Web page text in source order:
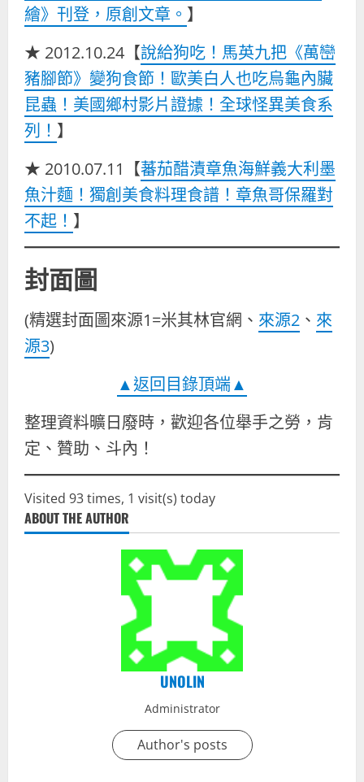
繪》刊登，原創文章。 】
★ 2012.10.24【說給狗吃！馬英九把《萬巒
豬腳節》變狗食節！歐美白人也吃烏龜內臟
昆蟲！美國鄉村影片證據！全球怪異美食系
列！ 】
★ 2010.07.11【蕃茄醋漬章魚海鮮義大利墨
魚汁麵！獨創美食料理食譜！章魚哥保羅對
不起！ 】
封面圖
(精選封面圖來源1=米其林官網、 來源2 、 來
源3)
▲返回目錄頂端▲
整理資料曠日廢時，歡迎各位舉手之勞，肯
定、贊助、斗內！
Visited 93 times, 1 visit(s) today
ABOUT THE AUTHOR
UNOLIN
Administrator
Author's posts